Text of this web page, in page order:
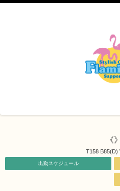
《》
T158 B85(D)
出勤スケジュール